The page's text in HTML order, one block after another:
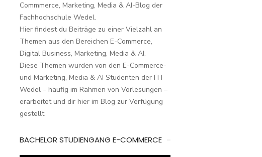
Commmerce, Marketing, Media & AI-Blog der
Fachhochschule Wedel.
Hier findest du Beiträge zu einer Vielzahl an
Themen aus den Bereichen E-Commerce,
Digital Business, Marketing, Media & AI.
Diese Themen wurden von den E-Commerce-
und Marketing, Media & AI Studenten der FH
Wedel – häufig im Rahmen von Vorlesungen –
erarbeitet und dir hier im Blog zur Verfügung
gestellt.
BACHELOR STUDIENGANG E-COMMERCE